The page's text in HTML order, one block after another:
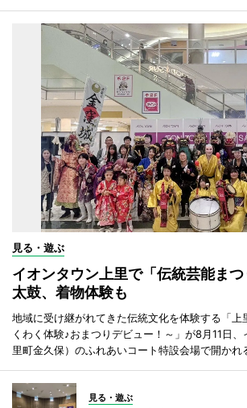
見る・遊ぶ
イオンタウン上里で「伝統芸能ま
太鼓、着物体験も
地域に受け継がれてきた伝統文化を体験する「上
くわく体験♪おまつりデビュー！～」が8月11日
里町金久保）のふれあいコート特設会場で開かれ
見る・遊ぶ